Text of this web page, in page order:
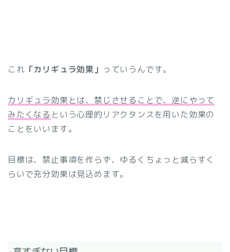
これ 「カリギュラ効果」 っていうんです。
カリギュラ効果とは、禁じさせることで、逆にやって
みたくなる という心理的リアクタンスを用いた効果の
ことをいいます。
目標は、禁止事項を作らず、ゆるくちょっと減らすく
らいで充分効果は見込めます。